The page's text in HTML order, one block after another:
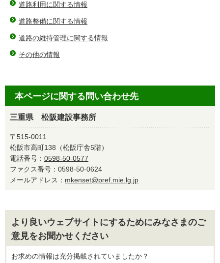
道路利用に関する情報
道路整備に関する情報
道路の維持管理に関する情報
その他の情報
本ページに関する問い合わせ先
三重県 松阪建設事務所
〒515-0011
松阪市高町138（松阪庁舎5階）
電話番号： 0598-50-0577
ファクス番号：0598-50-0624
メールアドレス： mkenset@pref.mie.lg.jp
より良いウェブサイトにするためにみなさまのご
意見をお聞かせください
お求めの情報は充分掲載されていましたか？